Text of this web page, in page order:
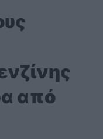
από